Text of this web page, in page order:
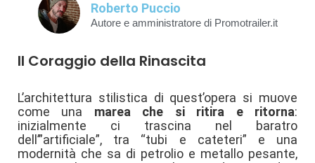
Roberto Puccio
Autore e amministratore di Promotrailer.it
Il Coraggio della Rinascita
L’architettura stilistica di quest’opera si muove
come una marea che si ritira e ritorna:
inizialmente ci trascina nel baratro
dell’”artificiale”, tra “tubi e cateteri” e una
modernità che sa di petrolio e metallo pesante,